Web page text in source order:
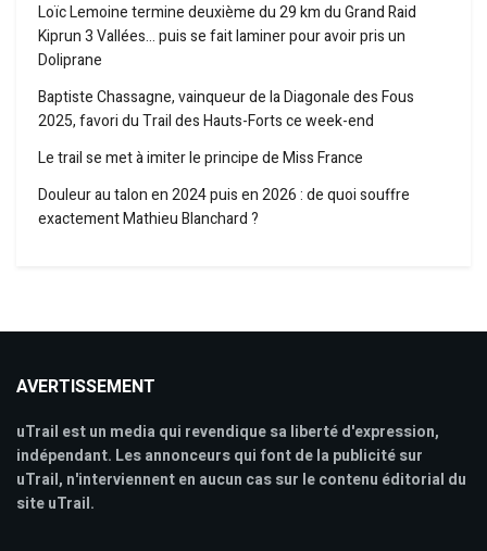
Loïc Lemoine termine deuxième du 29 km du Grand Raid
Kiprun 3 Vallées… puis se fait laminer pour avoir pris un
Doliprane
Baptiste Chassagne, vainqueur de la Diagonale des Fous
2025, favori du Trail des Hauts-Forts ce week-end
Le trail se met à imiter le principe de Miss France
Douleur au talon en 2024 puis en 2026 : de quoi souffre
exactement Mathieu Blanchard ?
AVERTISSEMENT
uTrail est un media qui revendique sa liberté d'expression,
indépendant. Les annonceurs qui font de la publicité sur
uTrail, n'interviennent en aucun cas sur le contenu éditorial du
site uTrail.